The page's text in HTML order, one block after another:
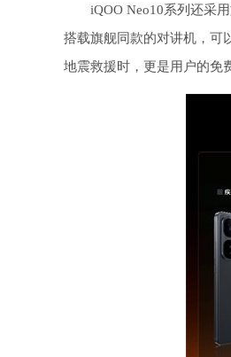
iQOO Neo10系列还采
搭载旗舰同款的对讲机，可
地震救援时，更是用户的免